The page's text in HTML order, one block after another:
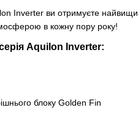
Inverter ви отримуєте
в кожну пору року!
Aquilon Inverter:
блоку Golden Fin